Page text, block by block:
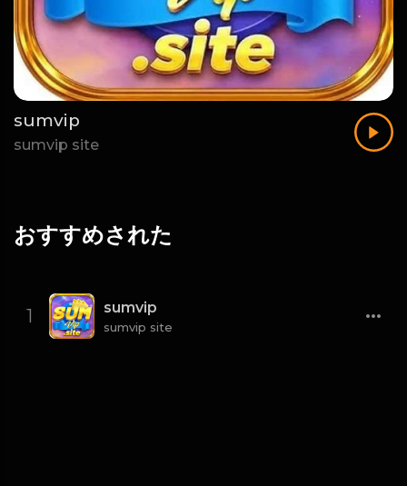
sumvip
sumvip site
おすすめされた
1 sumvip
sumvip site